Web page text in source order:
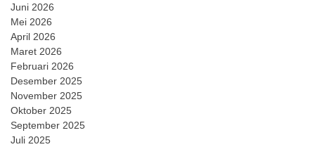
Juni 2026
Mei 2026
April 2026
Maret 2026
Februari 2026
Desember 2025
November 2025
Oktober 2025
September 2025
Juli 2025